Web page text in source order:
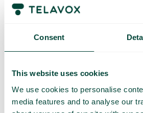
Consent
This website uses cookies
We use cookies to personalise
media features and to analyse our
Crona Software optimera sin
onödiga kostnader. Med
möjliggör en mer effektiv
har automatiserade menyval
till betydande besparingar för
“Vi har sett tydliga